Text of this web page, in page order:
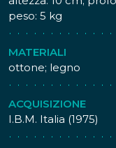
all'estremità
spostarla lungo la
Il matematico
1671 una machina
utilizzando pignoni
proporzionale al
meccanica delle
peso: 5 kg
MATERIALI
ottone; legno
ACQUISIZIONE
I.B.M. Italia (1975)